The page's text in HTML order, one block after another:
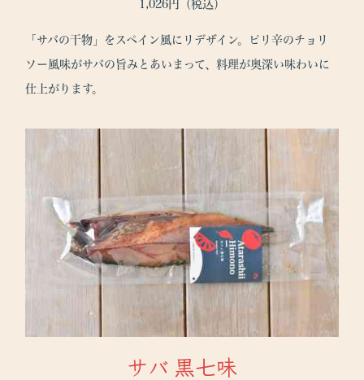
1,026円（税込）
「サバの干物」をスペイン風にリデザイン。ピリ辛のチョリ
ソー風味がサバの旨みとあいまって、料理が奥深い味わいに
仕上がります。
サバ 黒七味